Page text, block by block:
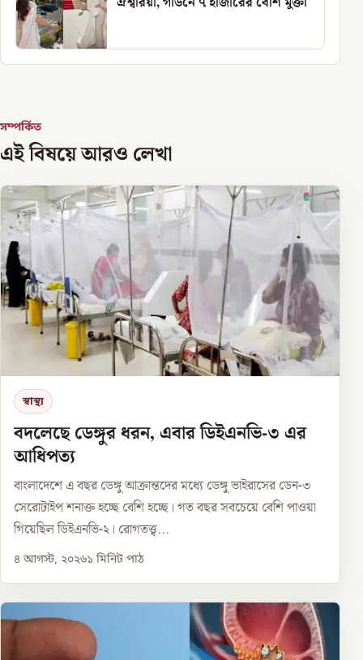
সম্পর্কিত
এই বিষয়ে আরও লেখা
স্বাস্থ্য
বদলেছে ডেঙ্গুর ধরন, এবার ডিইএনভি-৩ এর
আধিপত্য
বাংলাদেশে এ বছর ডেঙ্গু আক্রান্তদের মধ্যে ডেঙ্গু ভাইরাসের ডেন-৩
সেরোটাইপ শনাক্ত হচ্ছে বেশি হচ্ছে। গত বছর সবচেয়ে বেশি পাওয়া
গিয়েছিল ডিইএনভি-২। রোগতত্ত্ব...
৪ আগস্ট, ২০২৬১ মিনিট পাঠ